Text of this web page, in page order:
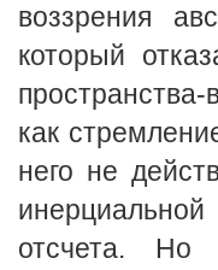
воззрения
который
как
него не
отсчета.